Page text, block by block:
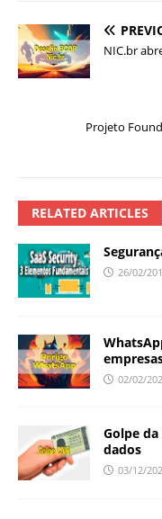
NIC.br
Projeto
RELATED ARTICLES
26/02/
02/02/
Golpe
dados
03/12/